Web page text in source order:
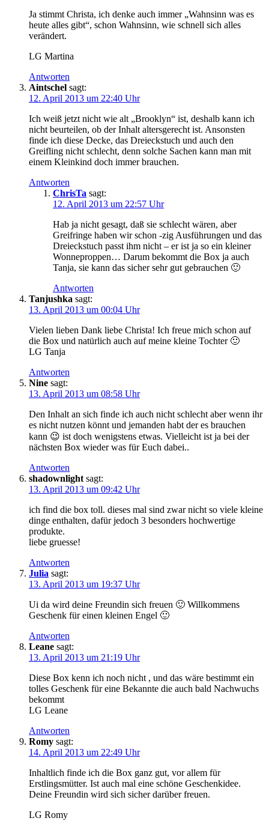
Ja stimmt Christa, ich denke auch immer „Wahnsinn was es
heute alles gibt“, schon Wahnsinn, wie schnell sich alles
verändert.
LG Martina
Antworten
Aintschel sagt:
12. April 2013 um 22:40 Uhr
Ich weiß jetzt nicht wie alt „Brooklyn“ ist, deshalb kann ich
nicht beurteilen, ob der Inhalt altersgerecht ist. Ansonsten
finde ich diese Decke, das Dreieckstuch und auch den
Greifling nicht schlecht, denn solche Sachen kann man mit
einem Kleinkind doch immer brauchen.
Antworten
ChrisTa sagt:
12. April 2013 um 22:57 Uhr
Hab ja nicht gesagt, daß sie schlecht wären, aber
Greifringe haben wir schon -zig Ausführungen und das
Dreieckstuch passt ihm nicht – er ist ja so ein kleiner
Wonneproppen… Darum bekommt die Box ja auch
Tanja, sie kann das sicher sehr gut gebrauchen 🙂
Antworten
Tanjushka sagt:
13. April 2013 um 00:04 Uhr
Vielen lieben Dank liebe Christa! Ich freue mich schon auf
die Box und natürlich auch auf meine kleine Tochter 🙂
LG Tanja
Antworten
Nine sagt:
13. April 2013 um 08:58 Uhr
Den Inhalt an sich finde ich auch nicht schlecht aber wenn ihr
es nicht nutzen könnt und jemanden habt der es brauchen
kann 😉 ist doch wenigstens etwas. Vielleicht ist ja bei der
nächsten Box wieder was für Euch dabei..
Antworten
shadownlight sagt:
13. April 2013 um 09:42 Uhr
ich find die box toll. dieses mal sind zwar nicht so viele kleine
dinge enthalten, dafür jedoch 3 besonders hochwertige
produkte.
liebe gruesse!
Antworten
Julia sagt:
13. April 2013 um 19:37 Uhr
Ui da wird deine Freundin sich freuen 🙂 Willkommens
Geschenk für einen kleinen Engel 🙂
Antworten
Leane sagt:
13. April 2013 um 21:19 Uhr
Diese Box kenn ich noch nicht , und das wäre bestimmt ein
tolles Geschenk für eine Bekannte die auch bald Nachwuchs
bekommt
LG Leane
Antworten
Romy sagt:
14. April 2013 um 22:49 Uhr
Inhaltlich finde ich die Box ganz gut, vor allem für
Erstlingsmütter. Ist auch mal eine schöne Geschenkidee.
Deine Freundin wird sich sicher darüber freuen.
LG Romy